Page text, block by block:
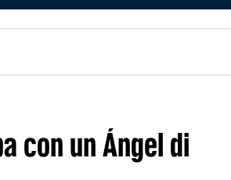
con un Ángel di